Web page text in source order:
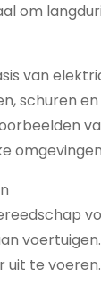
om
van
schuren en
uit te voeren.